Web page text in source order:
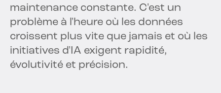
maintenance constante. C'est un
problème à l'heure où les données
croissent plus vite que jamais et où les
initiatives d'IA exigent rapidité,
évolutivité et précision.